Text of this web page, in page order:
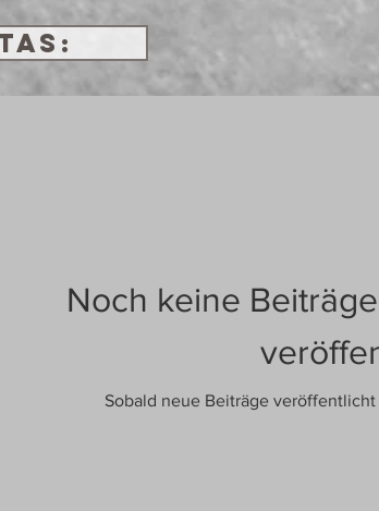
Noch keine
Sobald neue Beiträge